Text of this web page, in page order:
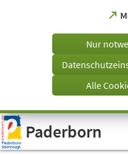
Visuelle
Assistenzsoftware
öffnen.
Tab)
Nur
Alle
Paderborn